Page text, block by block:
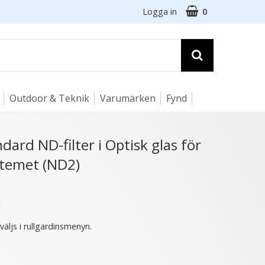
Logga in 0
Outdoor & Teknik Varumärken Fynd
ND-filter i Optisk glas för
(ND2)
i rullgardinsmenyn.